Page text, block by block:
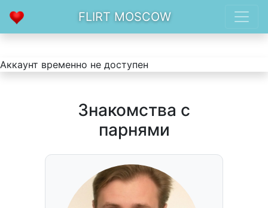
FLIRT MOSCOW
Аккаунт временно не доступен
Знакомства с
парнями